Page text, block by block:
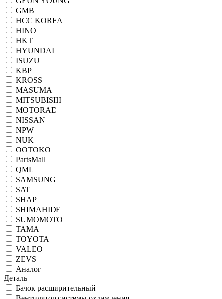
GMB
HCC KOREA
HINO
HKT
HYUNDAI
ISUZU
KBP
KROSS
MASUMA
MITSUBISHI
MOTORAD
NISSAN
NPW
NUK
OOTOKO
PartsMall
QML
SAMSUNG
SAT
SHAP
SHIMAHIDE
SUMOMOTO
TAMA
TOYOTA
VALEO
ZEVS
Аналог
Деталь
Бачок расширительный